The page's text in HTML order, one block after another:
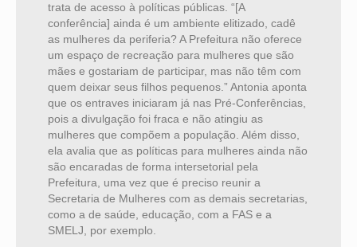
trata de acesso à políticas públicas. “[A
conferência] ainda é um ambiente elitizado, cadê
as mulheres da periferia? A Prefeitura não oferece
um espaço de recreação para mulheres que são
mães e gostariam de participar, mas não têm com
quem deixar seus filhos pequenos.” Antonia aponta
que os entraves iniciaram já nas Pré-Conferências,
pois a divulgação foi fraca e não atingiu as
mulheres que compõem a população. Além disso,
ela avalia que as políticas para mulheres ainda não
são encaradas de forma intersetorial pela
Prefeitura, uma vez que é preciso reunir a
Secretaria de Mulheres com as demais secretarias,
como a de saúde, educação, com a FAS e a
SMELJ, por exemplo.